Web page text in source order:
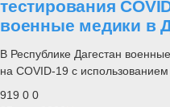
тестирования
военные медики в
В Республике Дагестан
на COVID-19 c
919 0 0